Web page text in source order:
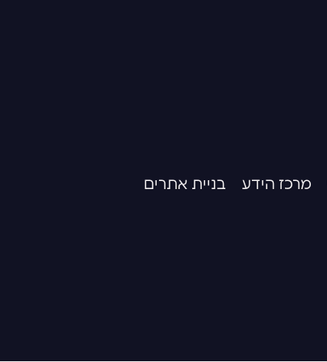
מרכז הידע בניית אתרים